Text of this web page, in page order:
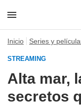
Inicio Series y
STREAMING
Alta mar,
secretos